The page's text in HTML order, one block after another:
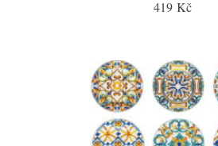
419 Kč